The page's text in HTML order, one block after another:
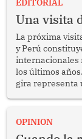
EDITORIAL
Una visita
La próxima
y Perú
internacionales
los últimos
gira representa
enfrenta
OPINION